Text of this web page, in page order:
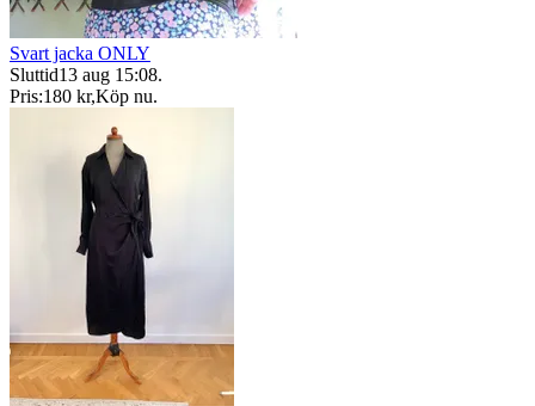
Svart jacka ONLY
Sluttid13 aug 15:08.
Pris:180 kr,Köp nu.